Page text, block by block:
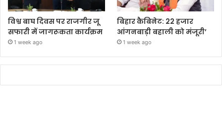
विश्व बाघ दिवस पर राजगीर जू
सफारी में जागरूकता कार्यक्रम
1 week ago
बिहार कैबिनेट: 22 हजार
आंगनबाड़ी बहाली को मंजूरी’
1 week ago